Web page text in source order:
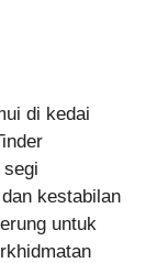
di kedai
kestabilan
untuk